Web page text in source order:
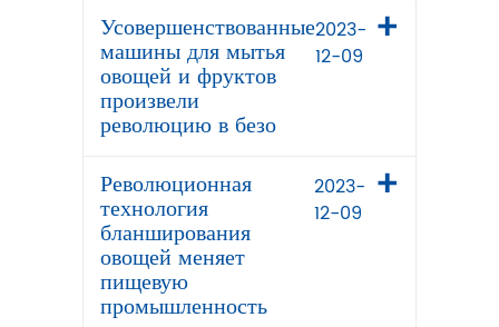
Усовершенствованные
машины для мытья
овощей и фруктов
произвели
революцию в безо
2023-
12-09
Революционная
технология
бланширования
овощей меняет
пищевую
промышленность
2023-
12-09